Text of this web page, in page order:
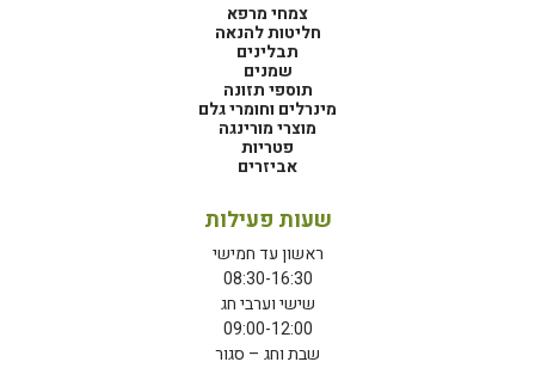
צמחי מרפא
חליטות להנאה
תבלינים
שמנים
תוספי תזונה
מינרלים וחומרי גלם
מוצרי מורינגה
פטריות
אביזרים
שעות פעילות
ראשון עד חמישי
08:30-16:30
שישי וערבי חג
09:00-12:00
שבת וחג – סגור